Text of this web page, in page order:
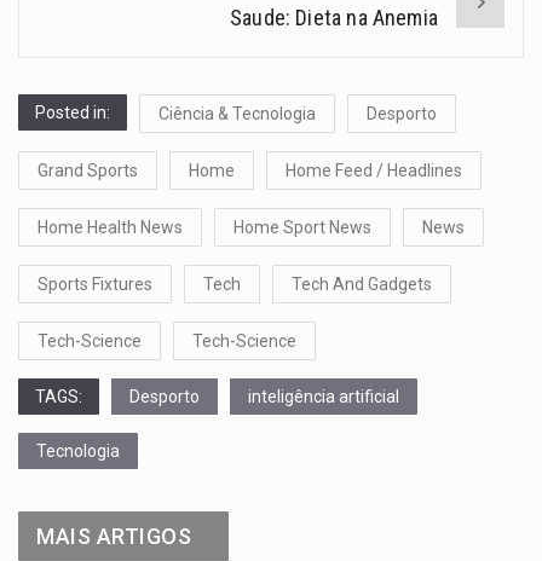
Saude: Dieta na Anemia
Posted in: Ciência & Tecnologia Desporto
Grand Sports Home Home Feed / Headlines
Home Health News Home Sport News News
Sports Fixtures Tech Tech And Gadgets
Tech-Science Tech-Science
TAGS: Desporto inteligência artificial
Tecnologia
MAIS ARTIGOS